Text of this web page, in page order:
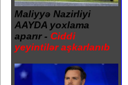
Maliyyə Nazirliyi
AAYDA yoxlama
aparır - Ciddi
yeyintilər aşkarlanıb